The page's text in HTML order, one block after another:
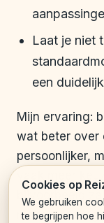
Laat je niet
een
Mijn ervaring:
wat beter over
persoonlijker,
bijvoorbeeld
maken. Loop
Cookies op
We gebruiken
te begrijpen hoe